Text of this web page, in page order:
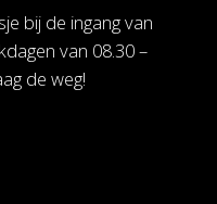
bij de ingang van
van 08.30 –
de weg!